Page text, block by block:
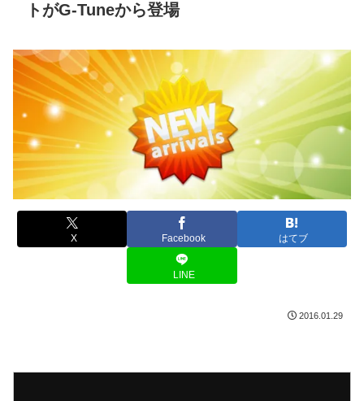
トがG-Tuneから登場
X Facebook はてブ
LINE
2016.01.29